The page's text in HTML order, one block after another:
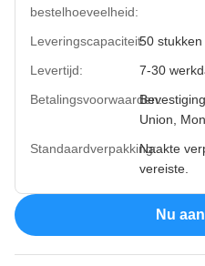
bestelhoeveelheid:
Leveringscapaciteit:50
Levertijd:
7-30
Betalingsvoorwaarden:
Union,
Standaardverpakking:Naakte
vereiste.
Nu